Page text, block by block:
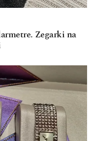
Zegarki na